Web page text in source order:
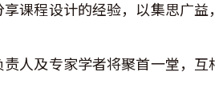
课程设计的经验，以集思广
人及专家学者将聚首一堂，